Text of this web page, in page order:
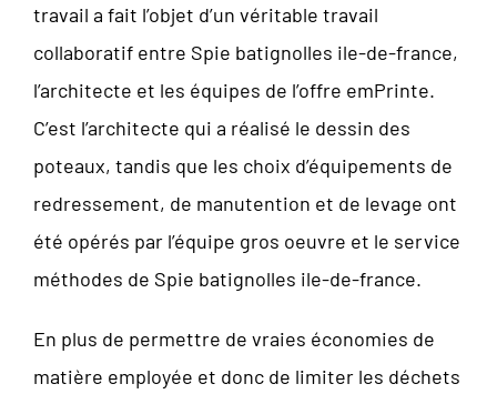
travail a fait l’objet d’un véritable travail
collaboratif entre Spie batignolles ile-de-france,
l’architecte et les équipes de l’offre emPrinte.
C’est l’architecte qui a réalisé le dessin des
poteaux, tandis que les choix d’équipements de
redressement, de manutention et de levage ont
été opérés par l’équipe gros oeuvre et le service
méthodes de Spie batignolles ile-de-france.
En plus de permettre de vraies économies de
matière employée et donc de limiter les déchets